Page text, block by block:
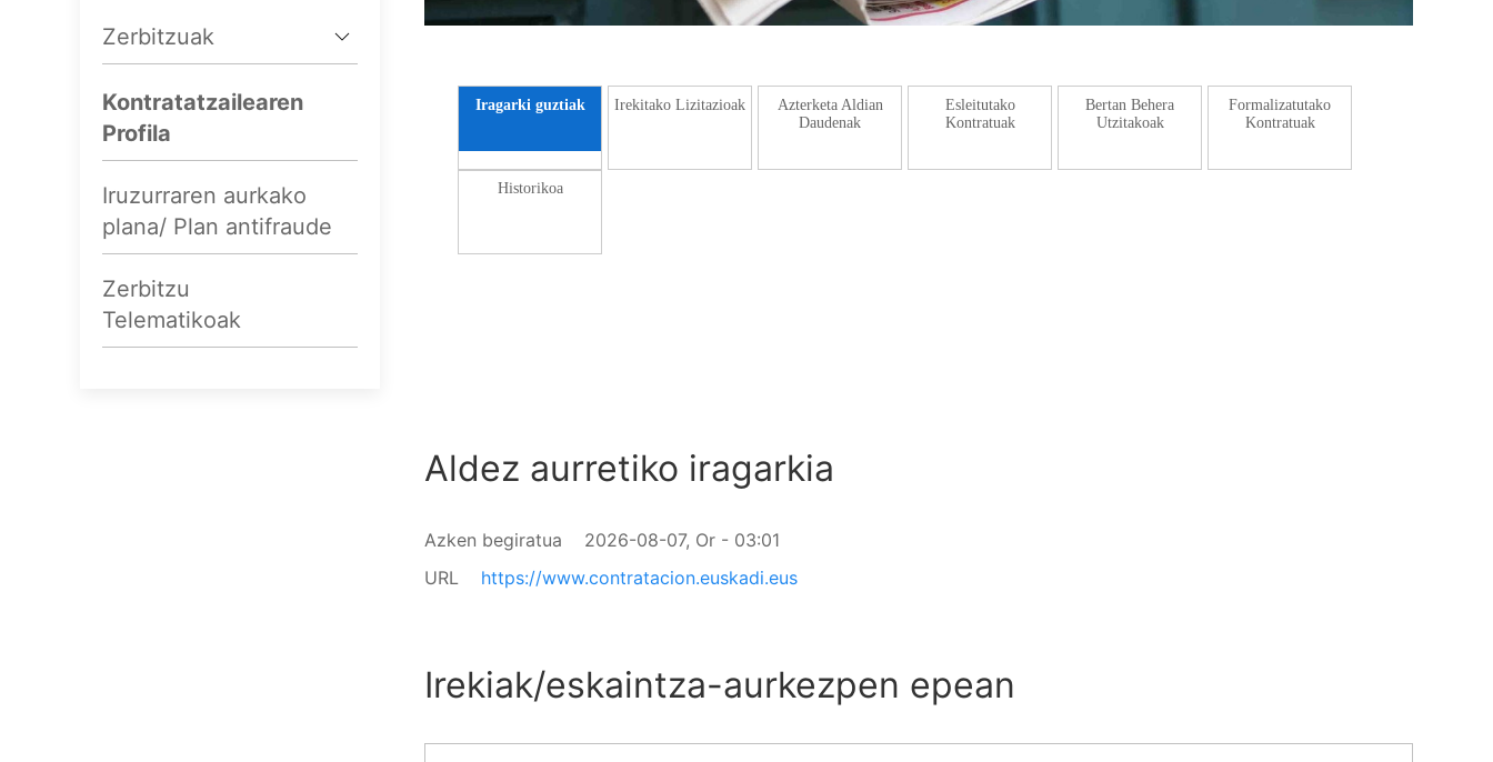
Iragarki guztiak Irekitako Lizitazioak
Azterketa Aldian
Daudenak
Esleitutako
Kontratuak
Bertan Behera
Utzitakoak
Formalizatutako
Kontratuak
Historikoa
Aldez aurretiko iragarkia
Azken begiratua
2026-08-07, Or - 03:01
URL
https://www.contratacion.euskadi.eus
Irekiak/eskaintza-aurkezpen epean
Zerbitzuak
Kontratatzailearen
Profila
Iruzurraren aurkako
plana/ Plan antifraude
Zerbitzu
Telematikoak